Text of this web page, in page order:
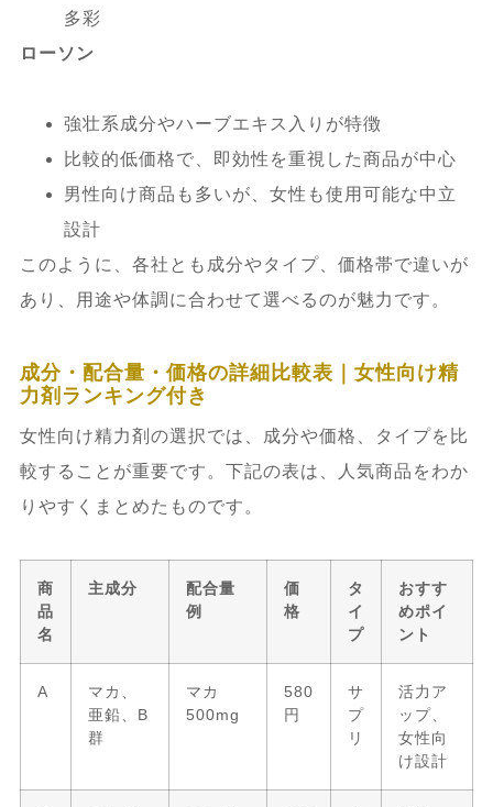
多彩
ローソン
強壮系成分やハーブエキス入りが特徴
比較的低価格で、即効性を重視した商品が中心
男性向け商品も多いが、女性も使用可能な中立
設計
このように、各社とも成分やタイプ、価格帯で違いが
あり、用途や体調に合わせて選べるのが魅力です。
成分・配合量・価格の詳細比較表｜女性向け精
力剤ランキング付き
女性向け精力剤の選択では、成分や価格、タイプを比
較することが重要です。下記の表は、人気商品をわか
りやすくまとめたものです。
商
品
名
主成分
配合量
例
価
格
タ
イ
プ
おすす
めポイ
ント
A
マカ、
亜鉛、B
群
マカ
500mg
580
円
サ
プ
リ
活力ア
ップ、
女性向
け設計